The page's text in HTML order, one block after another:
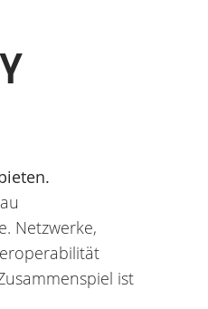
Netzwerke,
ist